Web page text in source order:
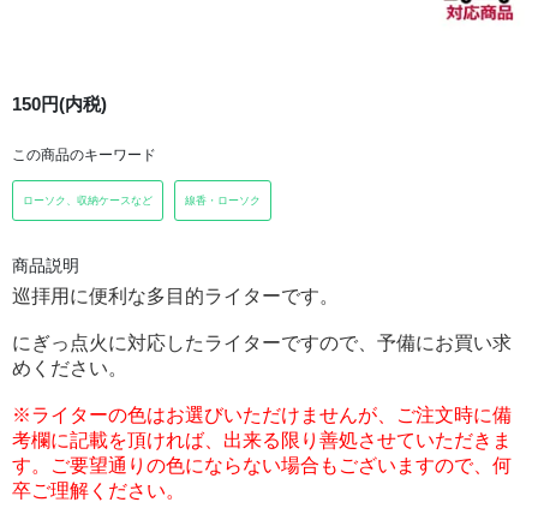
150円(内税)
この商品のキーワード
ローソク、収納ケースなど 線香・ローソク
商品説明
巡拝用に便利な多目的ライターです。
にぎっ点火に対応したライターですので、予備にお買い求
めください。
※ライターの色はお選びいただけませんが、ご注文時に備
考欄に記載を頂ければ、出来る限り善処させていただきま
す。ご要望通りの色にならない場合もございますので、何
卒ご理解ください。